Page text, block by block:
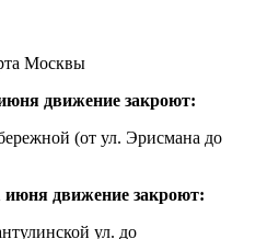
Москвы
движение закроют:
(от ул. Эрисмана до
июня движение закроют:
ул. до